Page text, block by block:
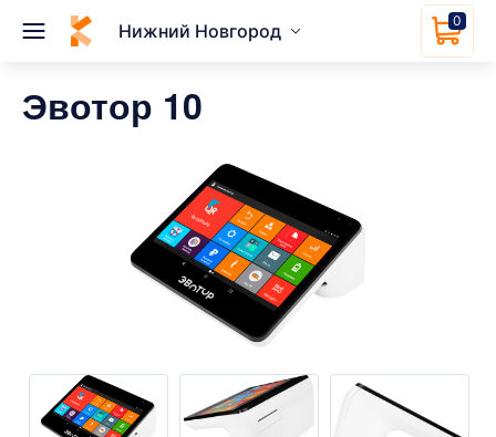
Нижний Новгород 0
Эвотор 10